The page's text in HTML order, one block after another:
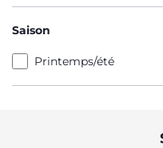
Saison
Printemps/été